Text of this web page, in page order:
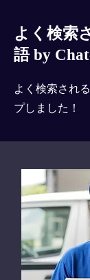
よく検索
語 by
よく検索され
プしました！